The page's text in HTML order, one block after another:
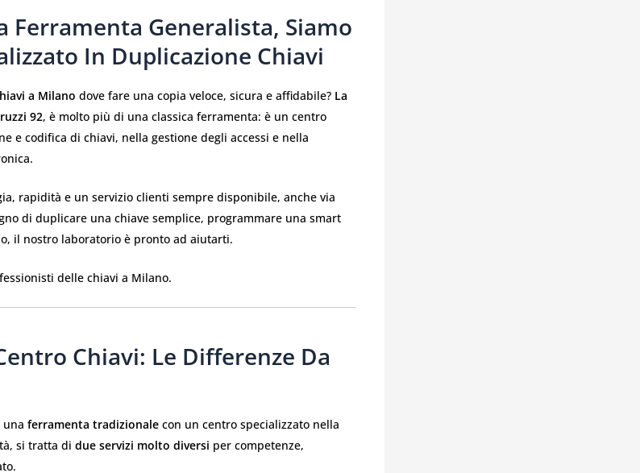
Ferramenta Generalista, Siamo
In Duplicazione Chiavi
a Milano dove fare una copia veloce, sicura e affidabile? La
92, è molto più di una classica ferramenta: è un centro
e codifica di chiavi, nella gestione degli accessi e nella
rapidità e un servizio clienti sempre disponibile, anche via
di duplicare una chiave semplice, programmare una smart
il nostro laboratorio è pronto ad aiutarti.
delle chiavi a Milano.
Chiavi: Le Differenze Da
una ferramenta tradizionale con un centro specializzato nella
si tratta di due servizi molto diversi per competenze,